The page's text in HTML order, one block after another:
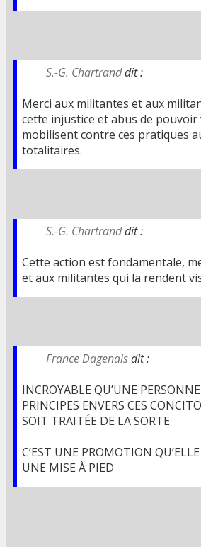
S.-G. Chartranddit :
Merci aux militantes et aux
cette injustice et abus de
mobilisent contre ces pratiques
totalitaires.
S.-G. Chartranddit :
Cette action est fondamentale,
et aux militantes qui la rendent
France Dagenaisdit :
INCROYABLE QU’UNE
PRINCIPES ENVERS CES
SOIT TRAITÉE DE LA SORTE
C’EST UNE PROMOTION
UNE MISE À PIED